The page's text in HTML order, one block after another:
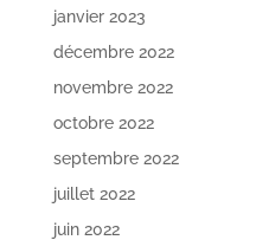
janvier 2023
décembre 2022
novembre 2022
octobre 2022
septembre 2022
juillet 2022
juin 2022